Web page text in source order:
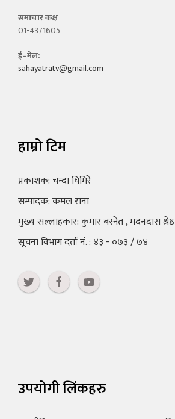
समाचार कक्ष
01-4371605
ई–मेल:
sahayatratv@gmail.com
हाम्रो टिम
प्रकाशक: चन्दा घिमिरे
सम्पादक: कमल राना
मुख्य सल्लाहकार: कुमार बस्नेत , मदनदास श्रेष्ठ
सूचना विभाग दर्ता नं. : ४३ - ०७३ / ७४
उपयोगी लिंकहरु